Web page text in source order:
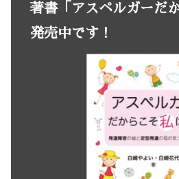
著書「アスペルガーだ
発売中です！